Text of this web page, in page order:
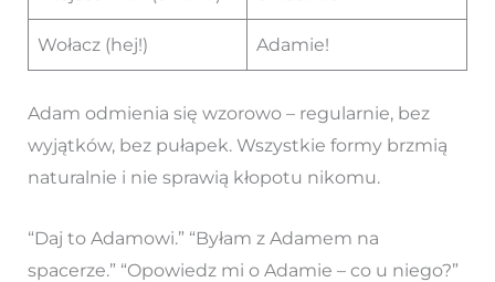
Wołacz (hej!) Adamie!
Adam odmienia się wzorowo – regularnie, bez
wyjątków, bez pułapek. Wszystkie formy brzmią
naturalnie i nie sprawią kłopotu nikomu.
“Daj to Adamowi.” “Byłam z Adamem na
spacerze.” “Opowiedz mi o Adamie – co u niego?”